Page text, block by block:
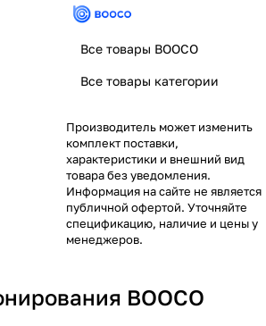
Все товары BOOCO
Все товары категории
Производитель может изменить
комплект поставки,
характеристики и внешний вид
товара без уведомления.
Информация на сайте не является
публичной офертой. Уточняйте
спецификацию, наличие и цены у
менеджеров.
BOOCO